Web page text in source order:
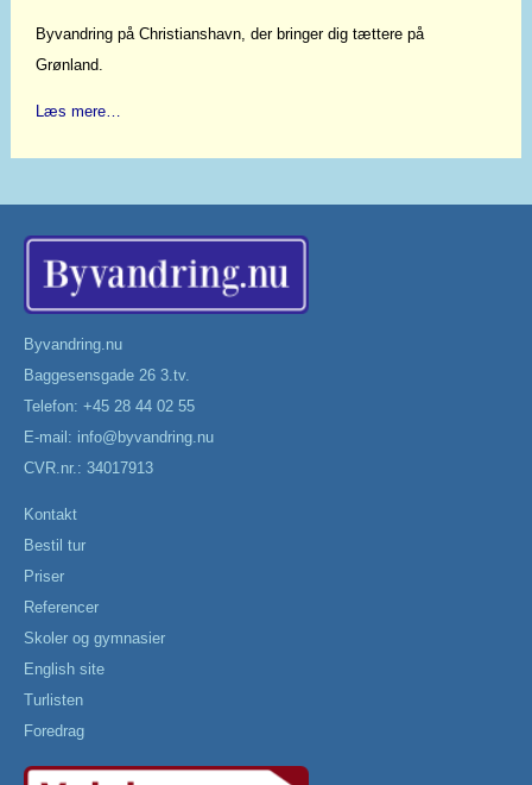
Byvandring på Christianshavn, der bringer dig tættere på
Grønland.
Læs mere…
Byvandring.nu
Baggesensgade 26 3.tv.
Telefon: +45 28 44 02 55
E-mail: info@byvandring.nu
CVR.nr.: 34017913
Kontakt
Bestil tur
Priser
Referencer
Skoler og gymnasier
English site
Turlisten
Foredrag